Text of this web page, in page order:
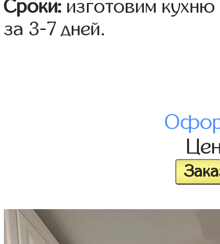
Сроки: изготовим
за 3-7 дней.